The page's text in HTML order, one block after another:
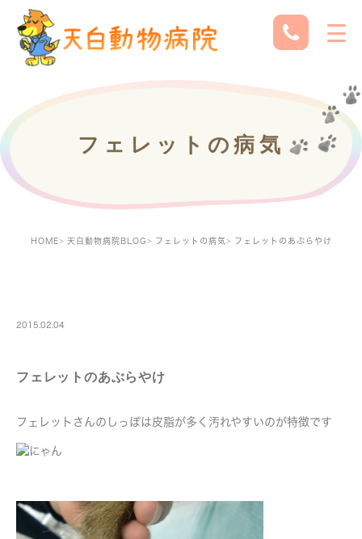
フェレットの病気
HOME 天白動物病院BLOG フェレットの病気 フェレットのあぶらやけ
2015.02.04
フェレットのあぶらやけ
フェレットさんのしっぽは皮脂が多く汚れやすいのが特徴です